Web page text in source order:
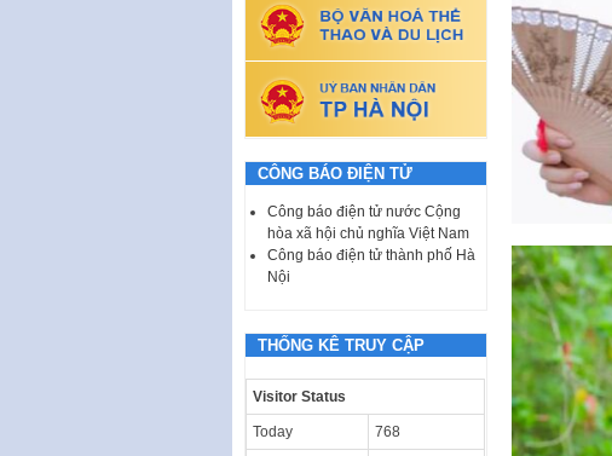
CÔNG BÁO ĐIỆN TỬ
Công báo điện tử nước Cộng
hòa xã hội chủ nghĩa Việt Nam
Công báo điện tử thành phố Hà
Nội
THỐNG KÊ TRUY CẬP
Visitor Status
Today 768